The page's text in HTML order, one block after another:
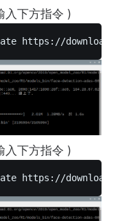
入下方指令 )
https://
入下方指令 )
https://